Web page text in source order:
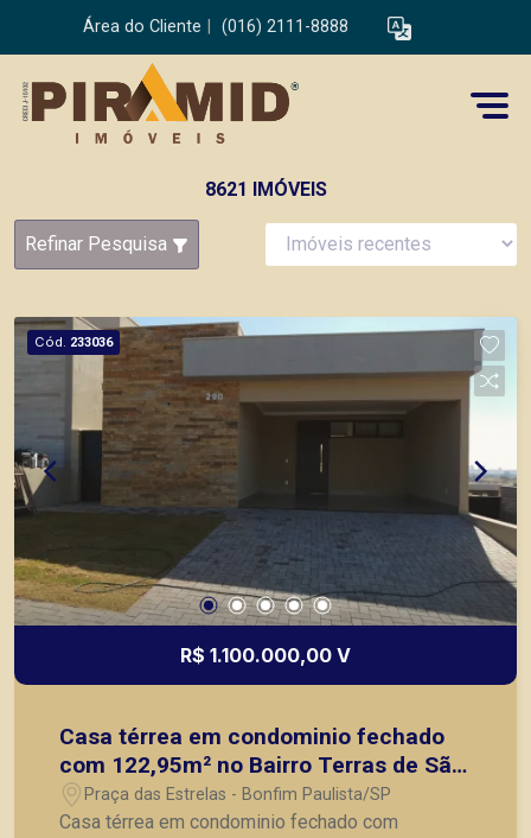
Área do Cliente (016) 2111-8888
8621 IMÓVEIS
Refinar Pesquisa
Cód. 233036
R$ 1.100.000,00 V
Casa térrea em condominio fechado
com 122,95m² no Bairro Terras de São
Pedro, Zona Sul de Bonfim
Paulista/SP:
Praça das Estrelas - Bonfim Paulista/SP
Casa térrea em condominio fechado com